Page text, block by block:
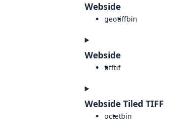
Webside
geotiffbin
Webside
tifftif
Webside Tiled TIFF
octetbin